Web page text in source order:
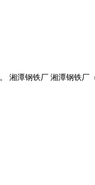
湘潭钢铁厂 湘潭钢铁厂